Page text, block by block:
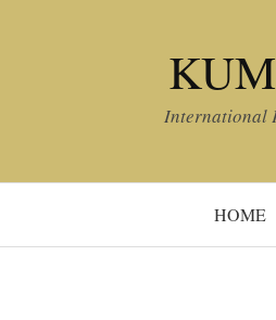
International
HOME